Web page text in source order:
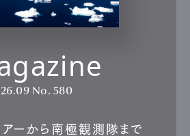
No. 580
アーから南極観測隊まで